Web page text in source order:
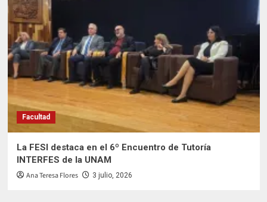
Facultad
La FESI destaca en el 6º Encuentro de Tutoría
INTERFES de la UNAM
Ana Teresa Flores 3 julio, 2026